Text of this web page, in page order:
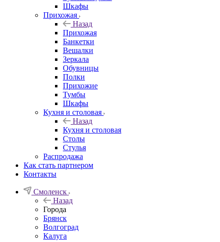
Шкафы
Прихожая
Назад
Прихожая
Банкетки
Вешалки
Зеркала
Обувницы
Полки
Прихожие
Тумбы
Шкафы
Кухня и столовая
Назад
Кухня и столовая
Столы
Стулья
Распродажа
Как стать партнером
Контакты
Смоленск
Назад
Города
Брянск
Волгоград
Калуга